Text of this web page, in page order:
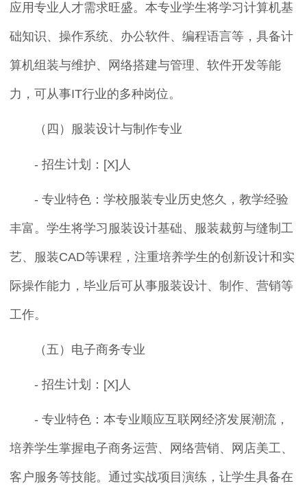
应用专业人才需求旺盛。本专业学生将学习计算机基
础知识、操作系统、办公软件、编程语言等，具备计
算机组装与维护、网络搭建与管理、软件开发等能
力，可从事IT行业的多种岗位。
（四）服装设计与制作专业
- 招生计划：[X]人
- 专业特色：学校服装专业历史悠久，教学经验
丰富。学生将学习服装设计基础、服装裁剪与缝制工
艺、服装CAD等课程，注重培养学生的创新设计和实
际操作能力，毕业后可从事服装设计、制作、营销等
工作。
（五）电子商务专业
- 招生计划：[X]人
- 专业特色：本专业顺应互联网经济发展潮流，
培养学生掌握电子商务运营、网络营销、网店美工、
客户服务等技能。通过实战项目演练，让学生具备在